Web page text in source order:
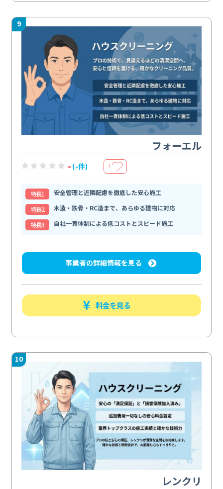
9
フォーエル
- (-件) ＋
特⻑1
安全管理と近隣配慮を徹底した安心施工
特⻑2
木造・鉄骨・RC造まで、あらゆる建物に対応
特⻑3
自社一貫体制による低コストとスピード施工
事業者の詳細情報を見る
料金を見る
10
レンクリ